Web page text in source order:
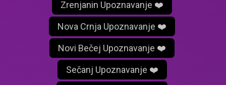
Zrenjanin Upoznavanje ❤️
Nova Crnja Upoznavanje ❤️
Novi Bečej Upoznavanje ❤️
Sečanj Upoznavanje ❤️